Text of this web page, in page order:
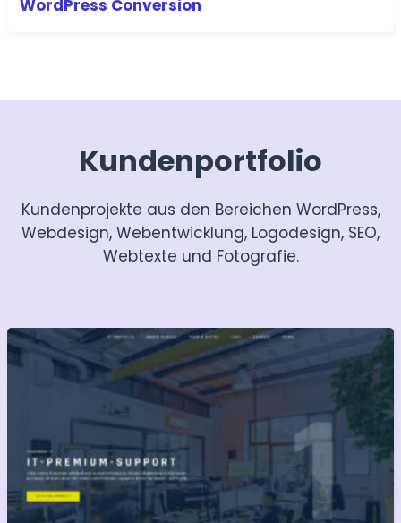
WordPress Conversion
Kundenportfolio
Kundenprojekte aus den Bereichen WordPress,
Webdesign, Webentwicklung, Logodesign, SEO,
Webtexte und Fotografie.